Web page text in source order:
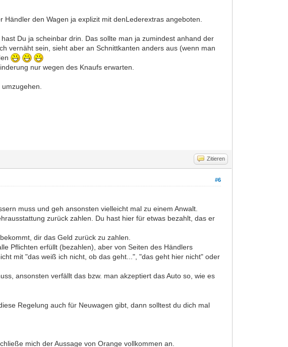
den Wagen ja explizit mit denLederextras angeboten.
Du ja scheinbar drin. Das sollte man ja zumindest anhand der
vernäht sein, sieht aber an Schnittkanten anders aus (wenn man
nur wegen des Knaufs erwarten.
Zitieren
#6
muss und geh ansonsten vielleicht mal zu einem Anwalt.
zurück zahlen. Du hast hier für etwas bezahlt, das er
dir das Geld zurück zu zahlen.
Pflichten erfüllt (bezahlen), aber von Seiten des Händlers
mit "das weiß ich nicht, ob das geht...", "das geht hier nicht" oder
ansonsten verfällt das bzw. man akzeptiert das Auto so, wie es
Regelung auch für Neuwagen gibt, dann solltest du dich mal
mich der Aussage von Orange vollkommen an.